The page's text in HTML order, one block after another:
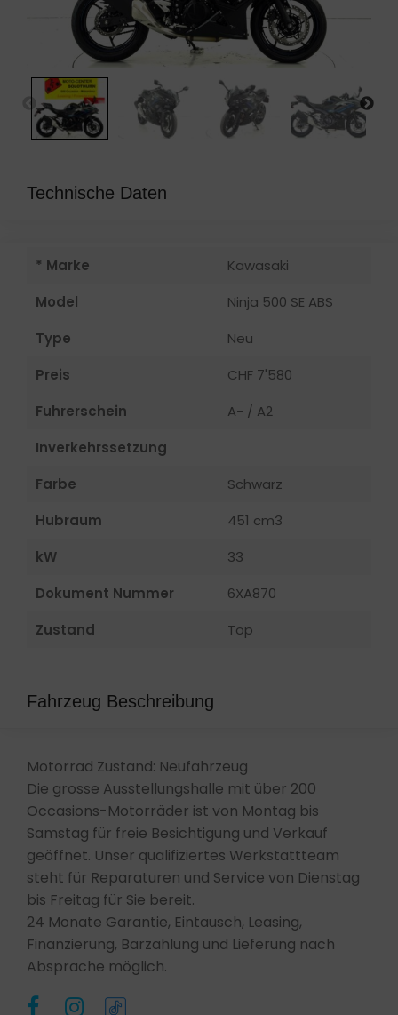
Technische Daten
* Marke
Kawasaki
Model
Ninja 500 SE ABS
Type
Neu
Preis
CHF 7'580
Fuhrerschein
A- / A2
Inverkehrssetzung
Farbe
Schwarz
Hubraum
451 cm3
kW
33
Dokument Nummer
6XA870
Zustand
Top
Fahrzeug Beschreibung
Motorrad Zustand: Neufahrzeug
Die grosse Ausstellungshalle mit über 200
Occasions-Motorräder ist von Montag bis
Samstag für freie Besichtigung und Verkauf
geöffnet. Unser qualifiziertes Werkstattteam
steht für Reparaturen und Service von Dienstag
bis Freitag für Sie bereit.
24 Monate Garantie, Eintausch, Leasing,
Finanzierung, Barzahlung und Lieferung nach
Absprache möglich.